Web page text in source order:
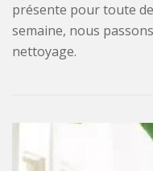
présente pour toute
semaine, nous
nettoyage.